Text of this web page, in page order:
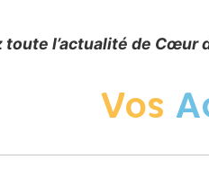
toute l’actualité de Cœur
Vos